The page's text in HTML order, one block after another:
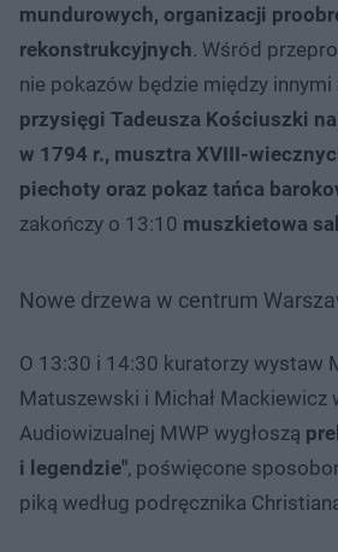
mundurowych, organizacji
rekonstrukcyjnych. Wśród
nie pokazów będzie między innymi
przysięgi Tadeusza Kościuszki
w 1794 r., musztra XVIII-
piechoty oraz pokaz tańca
zakończy o 13:10 muszkietowa
Nowe drzewa w centrum
O 13:30 i 14:30 kuratorzy wystaw
Matuszewski i Michał Mackiewicz
Audiowizualnej MWP wygłoszą
i legendzie", poświęcone
piką według podręcznika